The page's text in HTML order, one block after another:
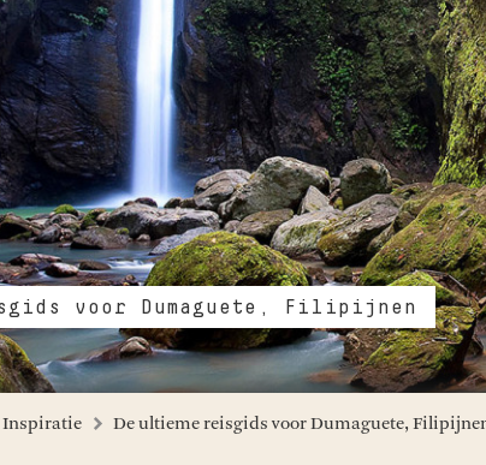
voor Dumaguete, Filipijnen
Inspiratie De ultieme reisgids voor Dumaguete,